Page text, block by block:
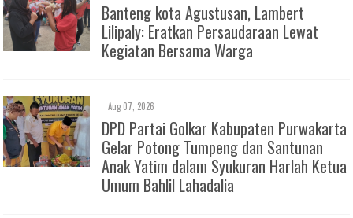
Banteng kota Agustusan, Lambert
Lilipaly: Eratkan Persaudaraan Lewat
Kegiatan Bersama Warga
Aug 07, 2026
DPD Partai Golkar Kabupaten Purwakarta
Gelar Potong Tumpeng dan Santunan
Anak Yatim dalam Syukuran Harlah Ketua
Umum Bahlil Lahadalia